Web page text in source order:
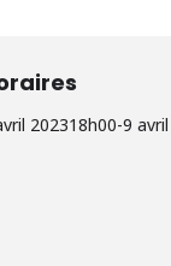
202318h00-9